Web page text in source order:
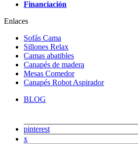
Financiación
Enlaces
Sofás Cama
Sillones Relax
Camas abatibles
Canapés de madera
Mesas Comedor
Canapés Robot Aspirador
BLOG
pinterest
x